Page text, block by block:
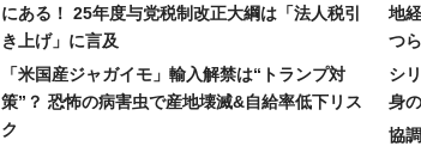
にある！ 25年度与党税制改正大綱は「法人税引
き上げ」に言及
「米国産ジャガイモ」輸入解禁は“トランプ対
策”？ 恐怖の病害虫で産地壊滅&自給率低下リス
ク
地
つ
シ
身
協